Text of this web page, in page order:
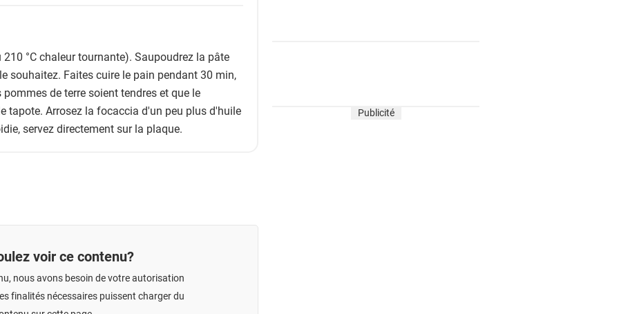
°C chaleur tournante). Saupoudrez la pâte
souhaitez. Faites cuire le pain pendant 30 min,
de terre soient tendres et que le
tapote. Arrosez la focaccia d'un peu plus d'huile
servez directement sur la plaque.
voir ce contenu?
nous avons besoin de votre autorisation
finalités nécessaires puissent charger du
Publicité